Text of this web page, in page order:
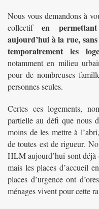
Nous vous demandons à
collectifen
aujourd’hui à la rue,
temporairement les
notamment en milieu
pour de nombreuses
personnes seules.
Certes ces logements,
partielle au défi que nous
moins de les mettre à
de toutes est de rigueur.
HLM aujourd’hui sont déjà
mais les places d’accueil
places d’urgence ont
ménages vivent pour cette